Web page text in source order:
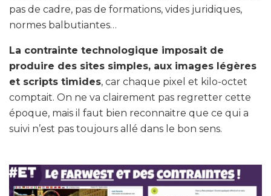
pas de cadre, pas de formations, vides juridiques,
normes balbutiantes…
La contrainte technologique imposait de
produire des sites simples, aux images légères
et scripts timides, car chaque pixel et kilo-octet
comptait. On ne va clairement pas regretter cette
époque, mais il faut bien reconnaitre que ce qui a
suivi n’est pas toujours allé dans le bon sens.